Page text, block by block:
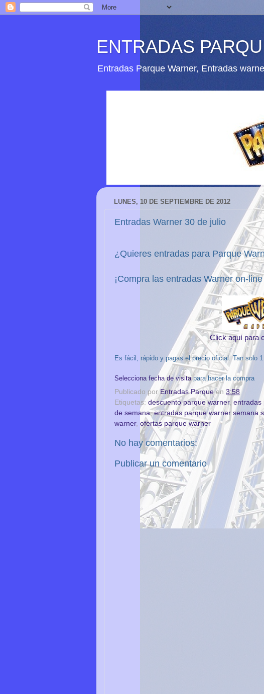
ENTRADAS
Entradas Parque Warner, Entradas
LUNES, 10 DE SEPTIEMBRE DE 2012
Entradas Warner 30 de julio
¿Quieres entradas para Parque
¡Compra las entradas Warneron-line
Click aquí para
Es fácil, rápido y pagas el precio oficial. Tan solo
Selecciona fecha de visitapara hacer la compra
Publicado por Entradas Parque en 3:58
Etiquetas: descuento parque warner, entradas
de semana,entradas parque warner semana
warner, ofertas parque warner
No hay comentarios:
Publicar un comentario